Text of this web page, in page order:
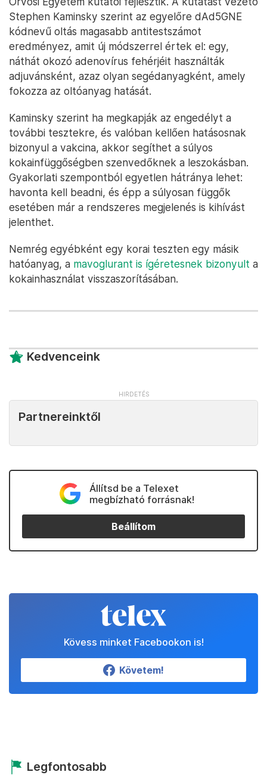
Stephen Kaminsky szerint az egyelőre dAd5GNE
kódnevű oltás magasabb antitestszámot
eredményez, amit új módszerrel értek el: egy,
náthát okozó adenovírus fehérjéit használták
adjuvánsként, azaz olyan segédanyagként, amely
fokozza az oltóanyag hatását.
Kaminsky szerint ha megkapják az engedélyt a
további tesztekre, és valóban kellően hatásosnak
bizonyul a vakcina, akkor segíthet a súlyos
kokainfüggőségben szenvedőknek a leszokásban.
Gyakorlati szempontból egyetlen hátránya lehet:
havonta kell beadni, és épp a súlyosan függők
esetében már a rendszeres megjelenés is kihívást
jelenthet.
Nemrég egyébként egy korai teszten egy másik
hatóanyag, a mavoglurant is ígéretesnek bizonyult a
kokainhasználat visszaszorításában.
Kedvenceink
Partnereinktől
Állítsd be a Telexet
megbízható forrásnak!
Beállítom
Kövess minket Facebookon is!
Követem!
Legfontosabb